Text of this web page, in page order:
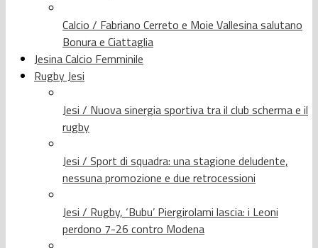
Calcio / Fabriano Cerreto e Moie Vallesina salutano
Bonura e Ciattaglia
Jesina Calcio Femminile
Rugby Jesi
Jesi / Nuova sinergia sportiva tra il club scherma e il
rugby
Jesi / Sport di squadra: una stagione deludente,
nessuna promozione e due retrocessioni
Jesi / Rugby, ‘Bubu’ Piergirolami lascia: i Leoni
perdono 7-26 contro Modena